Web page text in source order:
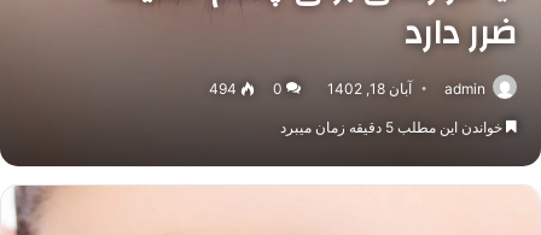
ضرر دارد
admin آبان 18, 1402 0
494
خواندن این مطلب 5 دقیقه زمان میبرد